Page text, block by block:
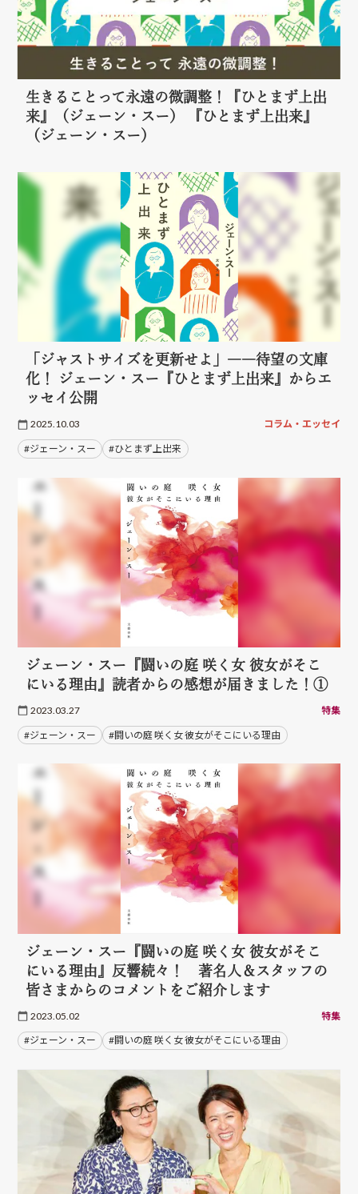
生きることって永遠の微調整！『ひとまず上出
来』（ジェーン・スー） 『ひとまず上出来』
（ジェーン・スー）
「ジャストサイズを更新せよ」――待望の文庫
化！ ジェーン・スー『ひとまず上出来』からエ
ッセイ公開
2025.10.03 コラム・エッセイ
#ジェーン・スー #ひとまず上出来
ジェーン・スー『闘いの庭 咲く女 彼女がそこ
にいる理由』読者からの感想が届きました！①
2023.03.27 特集
#ジェーン・スー #闘いの庭 咲く女 彼女がそこにいる理由
ジェーン・スー『闘いの庭 咲く女 彼女がそこ
にいる理由』反響続々！ 著名人＆スタッフの
皆さまからのコメントをご紹介します
2023.05.02 特集
#ジェーン・スー #闘いの庭 咲く女 彼女がそこにいる理由